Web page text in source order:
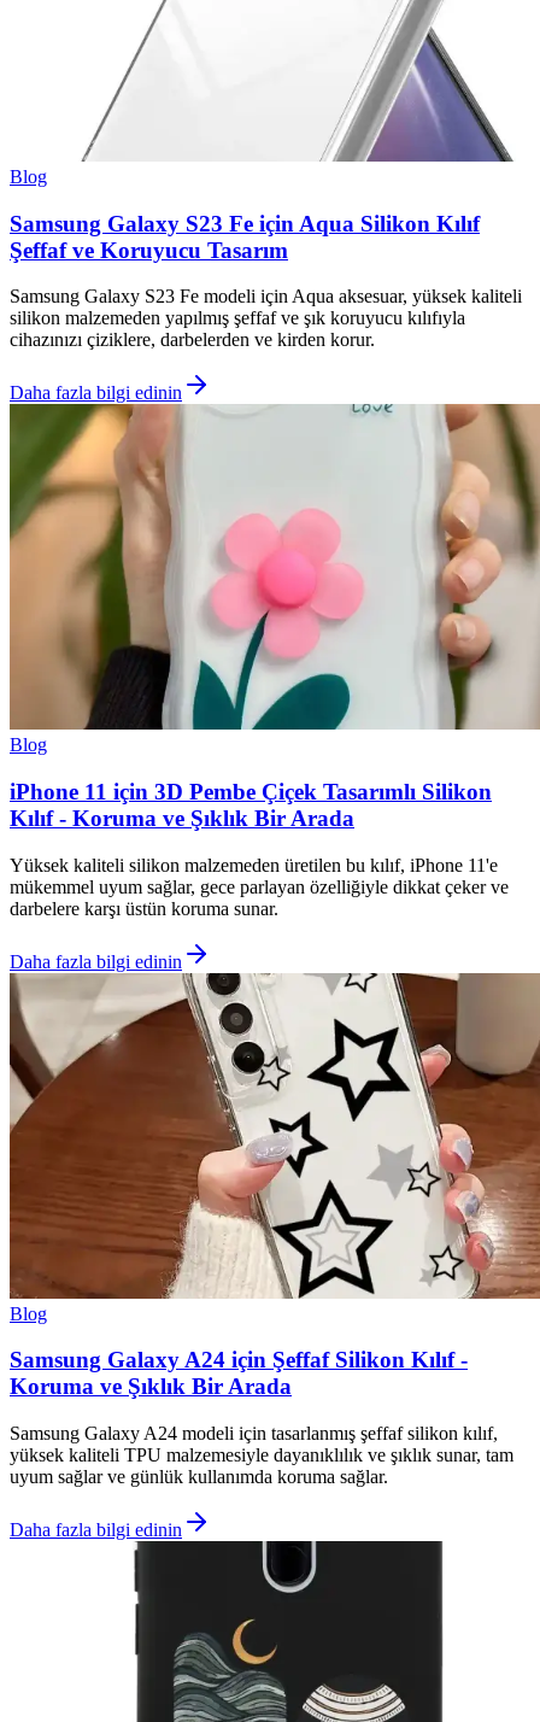
Blog
Samsung Galaxy S23 Fe için Aqua Silikon Kılıf
Şeffaf ve Koruyucu Tasarım
Samsung Galaxy S23 Fe modeli için Aqua aksesuar, yüksek kaliteli
silikon malzemeden yapılmış şeffaf ve şık koruyucu kılıfıyla
cihazınızı çiziklere, darbelerden ve kirden korur.
Daha fazla bilgi edinin
Blog
iPhone 11 için 3D Pembe Çiçek Tasarımlı Silikon
Kılıf - Koruma ve Şıklık Bir Arada
Yüksek kaliteli silikon malzemeden üretilen bu kılıf, iPhone 11'e
mükemmel uyum sağlar, gece parlayan özelliğiyle dikkat çeker ve
darbelere karşı üstün koruma sunar.
Daha fazla bilgi edinin
Blog
Samsung Galaxy A24 için Şeffaf Silikon Kılıf -
Koruma ve Şıklık Bir Arada
Samsung Galaxy A24 modeli için tasarlanmış şeffaf silikon kılıf,
yüksek kaliteli TPU malzemesiyle dayanıklılık ve şıklık sunar, tam
uyum sağlar ve günlük kullanımda koruma sağlar.
Daha fazla bilgi edinin